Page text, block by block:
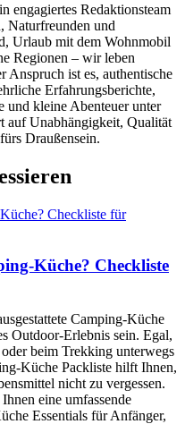
engagiertes Redaktionsteam
Naturfreunden und
Urlaub mit dem Wohnmobil
Regionen – wir leben
Anspruch ist es, authentische
Erfahrungsberichte,
und kleine Abenteuer unter
auf Unabhängigkeit, Qualität
Draußensein.
Küche? Checkliste
Camping-Küche
Outdoor-Erlebnis sein. Egal,
beim Trekking unterwegs
Küche Packliste hilft Ihnen,
nicht zu vergessen.
eine umfassende
Essentials für Anfänger,